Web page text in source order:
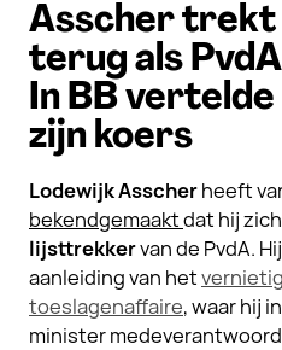
Asscher trekt
terug als
In BB
zijn koers
Lodewijk Asscherheeft
bekendgemaaktdat hij zich
lijsttrekkervan de PvdA.
aanleiding van het
toeslagenaffaire, waar hij
minister